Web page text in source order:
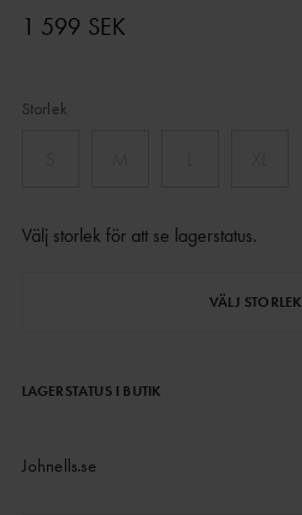
1 599 SEK
Storlek
Välj storlek för att se lagerstatus.
VÄLJ STORLEK
LAGERSTATUS I BUTIK
Johnells.se